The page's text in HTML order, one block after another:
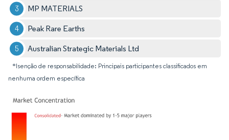
MP MATERIALS
Peak Rare Earths
Australian Strategic Materials Ltd
*Isenção de responsabilidade: Principais participantes classificados em
nenhuma ordem específica